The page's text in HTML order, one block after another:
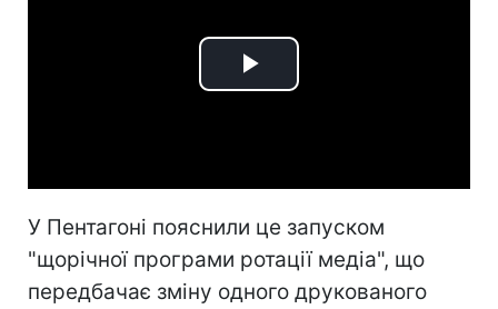
Play
У Пентагоні пояснили це запуском
"щорічної програми ротації медіа", що
передбачає зміну одного друкованого